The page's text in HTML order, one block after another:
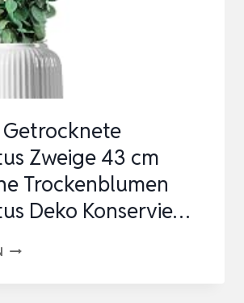
Getrocknete
Zweige 43 cm
Trockenblumen
Deko Konservie…
12